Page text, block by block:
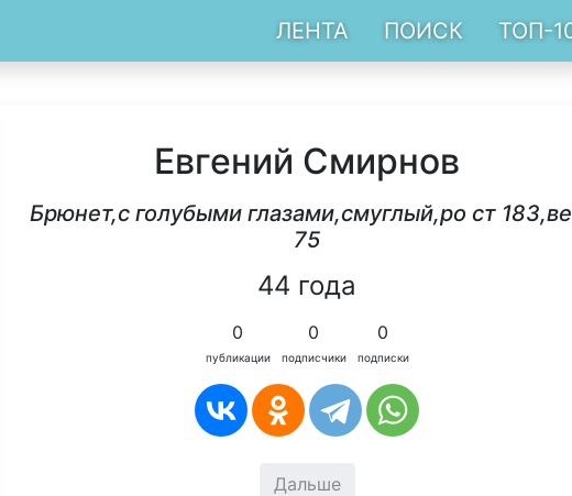
ЛЕНТА ПОИСК ТОП-
Евгений Смирнов
Брюнет,с голубыми глазами,смуглый,ро ст
75
44 года
0
публикации
0
подписчики
0
подписки
Дальше